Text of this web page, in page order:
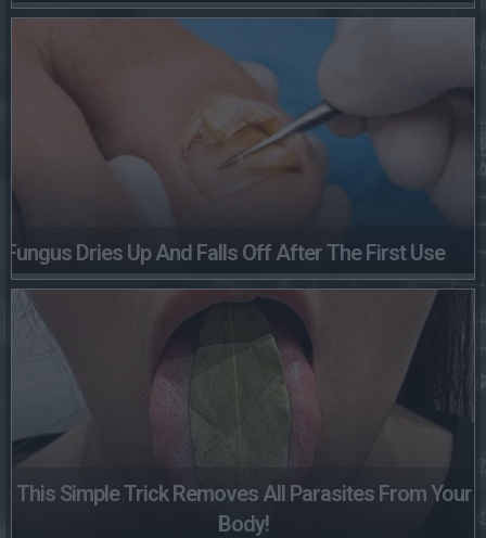
Fungus Dries Up And Falls Off After The First Use
This Simple Trick Removes All Parasites From Your
Body!